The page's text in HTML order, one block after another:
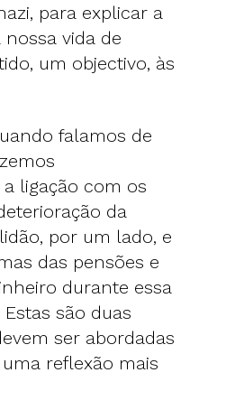
para explicar a
vida de
um objectivo, às
falamos de
ligação com os
da
por um lado, e
das pensões e
durante essa
são duas
ser abordadas
reflexão mais